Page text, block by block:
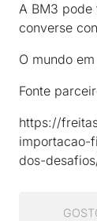
A BM3 pode
converse
O mundo
Fonte
https://
importacao-
dos-